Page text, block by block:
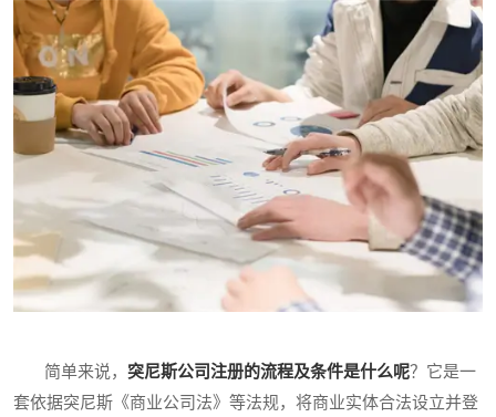
简单来说， 突尼斯公司注册的流程及条件是什么呢？它是一
套依据突尼斯《商业公司法》等法规，将商业实体合法设立并登